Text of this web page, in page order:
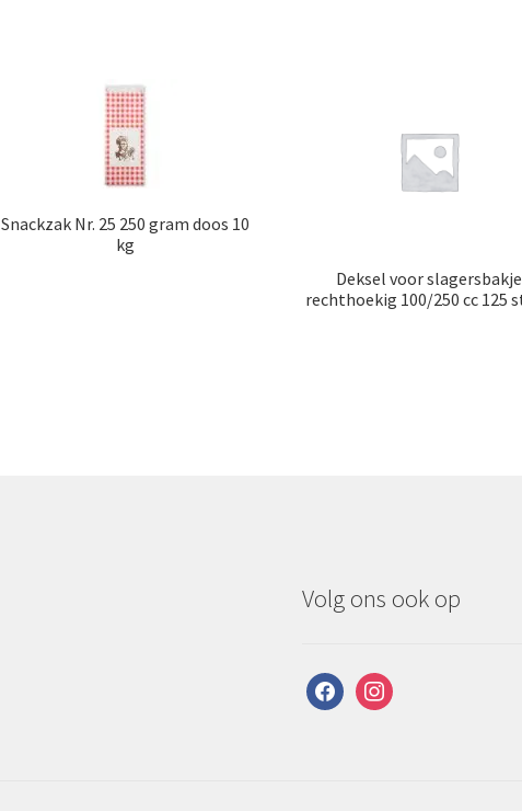
Snackzak Nr. 25 250 gram doos 10
kg
Deksel voor slagersbakje
rechthoekig 100/250 cc 125
Volg ons ook op
facebookinstagram